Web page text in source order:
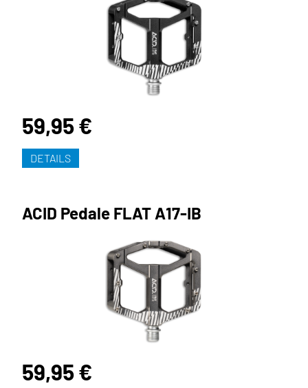
59,95 €
DETAILS
ACID Pedale FLAT A17-IB
59,95 €